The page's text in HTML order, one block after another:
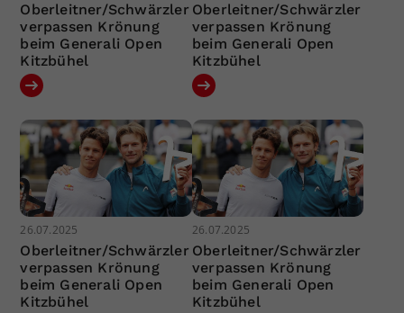
Oberleitner/Schwärzler
verpassen Krönung
beim Generali Open
Kitzbühel
Oberleitner/Schwärzler
verpassen Krönung
beim Generali Open
Kitzbühel
26.07.2025
Oberleitner/Schwärzler
verpassen Krönung
beim Generali Open
Kitzbühel
26.07.2025
Oberleitner/Schwärzler
verpassen Krönung
beim Generali Open
Kitzbühel